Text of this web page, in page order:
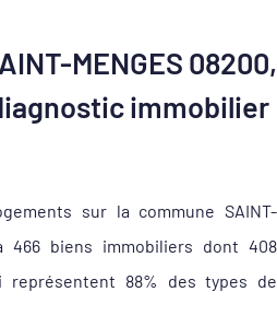
MENGES 08200,
immobilier
sur la commune SAINT-
466 biens immobiliers dont 408
représentent 88% des types de